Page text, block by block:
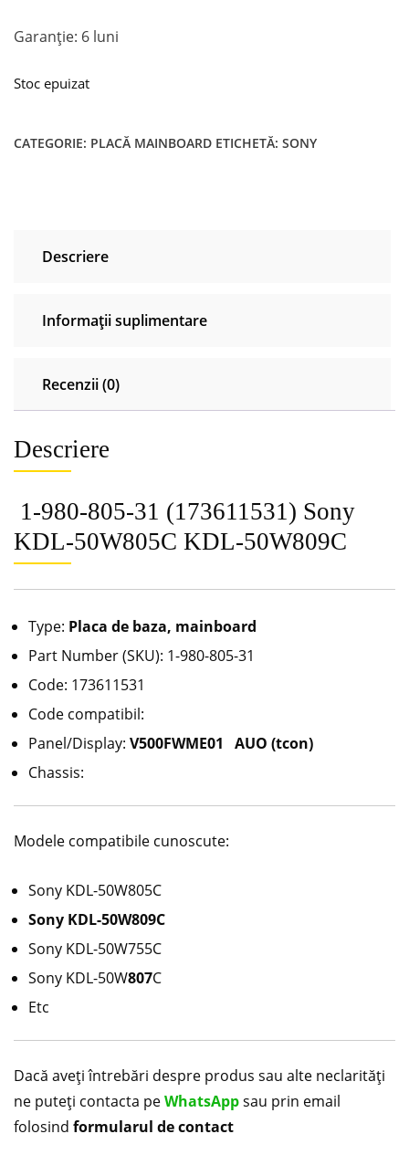
Garanție: 6 luni
Stoc epuizat
CATEGORIE: PLACĂ MAINBOARD ETICHETĂ: SONY
Descriere
Informații suplimentare
Recenzii (0)
Descriere
1-980-805-31 (173611531) Sony
KDL-50W805C KDL-50W809C
Type: Placa de baza, mainboard
Part Number (SKU): 1-980-805-31
Code: 173611531
Code compatibil:
Panel/Display: V500FWME01 AUO (tcon)
Chassis:
Modele compatibile cunoscute:
Sony KDL-50W805C
Sony KDL-50W809C
Sony KDL-50W755C
Sony KDL-50W807C
Etc
Dacă aveți întrebări despre produs sau alte neclarități
ne puteți contacta peWhatsAppsau prin email
folosind formularul de contact